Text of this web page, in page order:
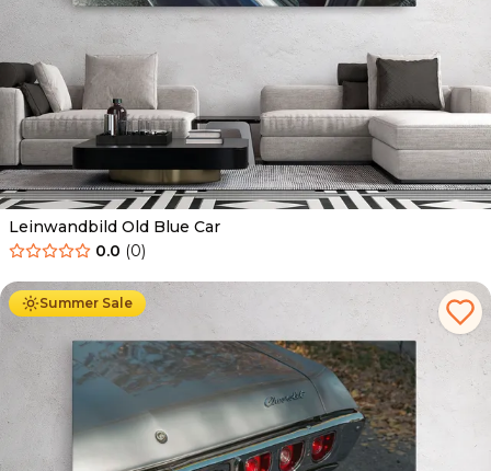
Leinwandbild Old Blue Car
0.0 (0)
Summer Sale
Ab 39.90 € 34.90